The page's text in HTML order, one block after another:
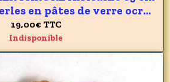
en pâtes de verre ocre
10 mm - 190 carats 38 gr
19,00€ TTC
Indisponible